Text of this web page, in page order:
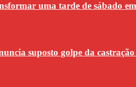
uma tarde de sábado
suposto golpe da